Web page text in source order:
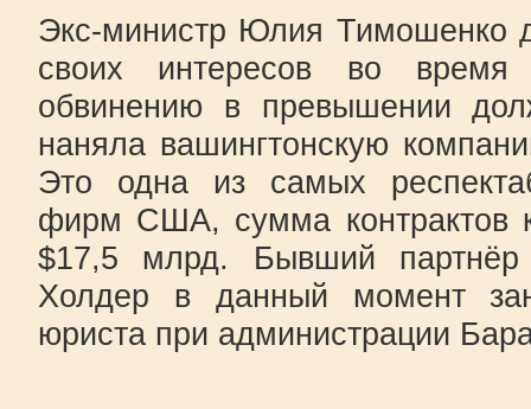
Экс-министр Юлия Тимошенко
своих интересов во
обвинению в превышении
наняла вашингтонскую
Это одна из самых
фирм США, сумма контрактов
$17,5 млрд. Бывший
Холдер в данный момент
юриста при администрации